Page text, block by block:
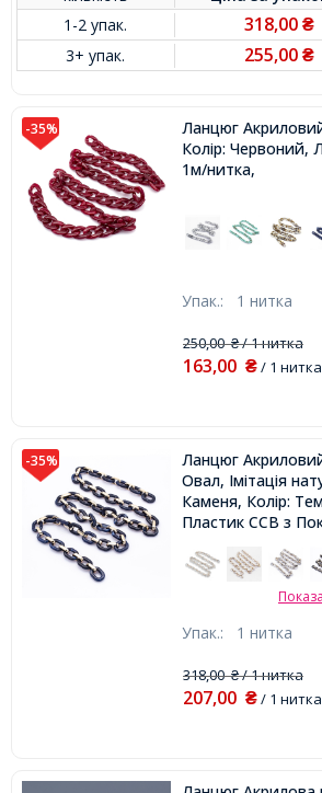
1-2 упак.
318,00 ₴
3+ упак. 255,00 ₴
-35%
Ланцюг
Колір: Червоний,
1м/нитка,
Упак.: 1 нитка
250,00₴/ 1 нитка
163,00 ₴/ 1 нитка
-35%
Ланцюг
Овал, Імітація
Каменя, Колір:
Пластик CCB з
23.5x17.5x4.5мм і
1м / нитка,
Упак.: 1 нитка
318,00₴/ 1 нитка
207,00 ₴/ 1 нитка